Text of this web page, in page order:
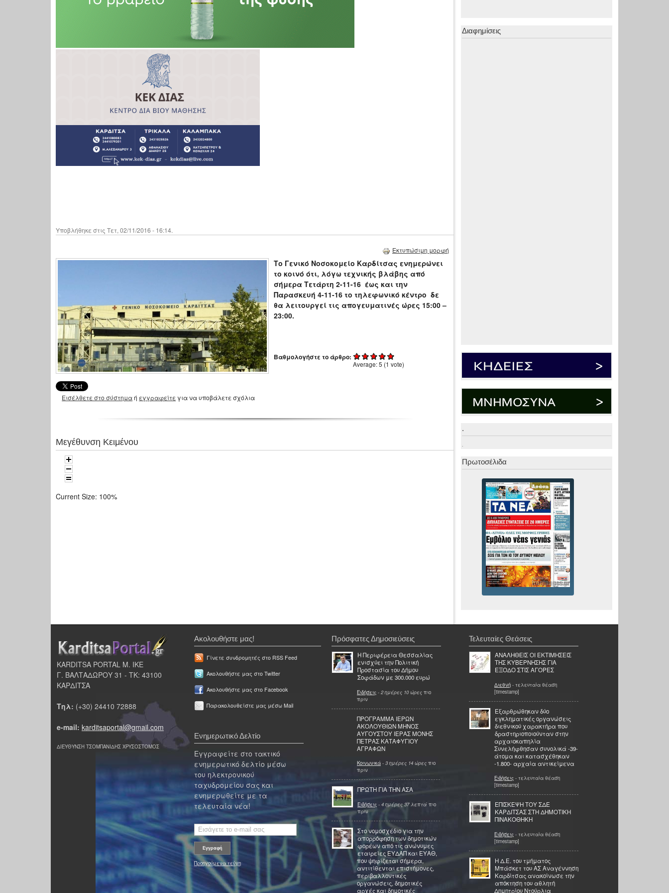
Υποβλήθηκε στις Τετ, 02/11/2016 - 16:14.
Εκτυπώσιμη μορφή
Το Γενικό Νοσοκομείο Καρδίτσας ενημερώνει
το κοινό ότι, λόγω τεχνικής βλάβης από
σήμερα Τετάρτη 2-11-16 έως και την
Παρασκευή 4-11-16 το τηλεφωνικό κέντρο δε
θα λειτουργεί τις απογευματινές ώρες 15:00 –
23:00.
Βαθμολογήστε το άρθρο:
Average:5 (1 vote)
Εισέλθετε στο σύστημαή εγγραφείτε για να υποβάλετε σχόλια
Μεγέθυνση Κειμένου
Current Size: 100%
Διαφημίσεις
.
.
Πρωτοσέλιδα
KARDITSA PORTAL Μ. ΙΚΕ
Γ. ΒΑΛΤΑΔΩΡΟΥ 31 - ΤΚ: 43100
ΚΑΡΔΙΤΣΑ
Τηλ: (+30) 24410 72888
e-mail: karditsaportal@gmail.com
ΔΙΕΥΘΥΝΣΗ ΤΣΟΜΠΑΝΙΔΗΣ ΧΡΥΣΟΣΤΟΜΟΣ
Ακολουθήστε μας!
Γίνετε συνδρομητές στο RSS Feed
Ακολουθήστε μας στο Twitter
Ακολουθήστε μας στο Facebook
Παρακολουθείστε μας μέσω Mail
Ενημερωτικό Δελτίο
Εγγραφείτε στο τακτικό
ενημερωτικό δελτίο μέσω
του ηλεκτρονικού
ταχυδρομείου σας και
ενημερωθείτε με τα
τελευταία νέα!
Προηγούμενα τεύχη
Πρόσφατες Δημοσιεύσεις
Η Περιφέρεια Θεσσαλίας
ενισχύει την Πολιτική
Προστασία του Δήμου
Σοφάδων με 300.000 ευρώ
Ειδήσεις - 2 ημέρες 10 ώρες πιο
πριν
ΠΡΟΓΡΑΜΜΑ ΙΕΡΩΝ
ΑΚΟΛΟΥΘΙΩΝ ΜΗΝΟΣ
ΑΥΓΟΥΣΤΟΥ ΙΕΡΑΣ ΜΟΝΗΣ
ΠΕΤΡΑΣ ΚΑΤΑΦΥΓΙΟΥ
ΑΓΡΑΦΩΝ
Κοινωνικά - 3 ημέρες 14 ώρες πιο
πριν
ΠΡΩΤΗ ΓΙΑ ΤΗΝ ΑΣΑ
Ειδήσεις - 4 ημέρες 37 λεπτά πιο
πριν
Στο νομοσχέδιο για την
απορρόφηση των δημοτικών
φορέων από τις ανώνυμες
εταιρείες ΕΥΔΑΠ και ΕΥΑΘ,
που ψηφίζεται σήμερα,
αντιτίθενται επιστήμονες,
περιβαλλοντικές
οργανώσεις, δημοτικές
αρχές και δημοτικές
Τελευταίες Θεάσεις
ΑΝΑΛΗΘΕΙΣ ΟΙ ΕΚΤΙΜΗΣΕΙΣ
ΤΗΣ ΚΥΒΕΡΝΗΣΗΣ ΓΙΑ
ΕΞΟΔΟ ΣΤΙΣ ΑΓΟΡΕΣ
Διεθνή - τελευταία θέαση
[timestamp]
Εξαρθρώθηκαν δύο
εγκληματικές οργανώσεις
διεθνικού χαρακτήρα που
δραστηριοποιούνταν στην
αρχαιοκαπηλία
Συνελήφθησαν συνολικά -39-
άτομα και κατασχέθηκαν
-1.800- αρχαία αντικείμενα
Ειδήσεις - τελευταία θέαση
[timestamp]
ΕΠΙΣΚΕΨΗ ΤΟΥ ΣΔΕ
ΚΑΡΔΙΤΣΑΣ ΣΤΗ ΔΗΜΟΤΙΚΗ
ΠΙΝΑΚΟΘΗΚΗ
Ειδήσεις - τελευταία θέαση
[timestamp]
Η Δ.Ε. του τμήματος
Μπάσκετ του ΑΣ Αναγέννηση
Καρδίτσας ανακοίνωσε την
απόκτηση του αθλητή
Δημητρίου Ντούρλια